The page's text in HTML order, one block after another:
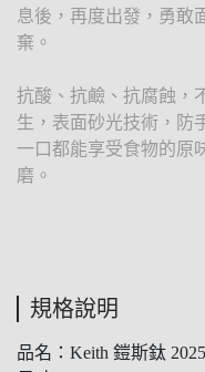
息後，再度出發，勇敢
棄。
抗酸、抗鹼、抗腐蝕，
生，表面砂光技術，防
一口都能享受食物的原
磨。
規格說明
品名：Keith 鎧斯鈦